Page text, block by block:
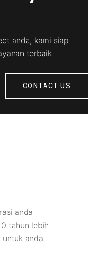
anda, kami siap
terbaik
CONTACT US
anda
tahun lebih
anda.